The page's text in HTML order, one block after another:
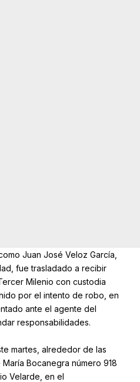
Juan José Veloz García,
fue trasladado a recibir
Milenio con custodia
por el intento de robo, en
ante el agente del
responsabilidades.
martes, alrededor de las
Bocanegra número 918
Velarde, en el